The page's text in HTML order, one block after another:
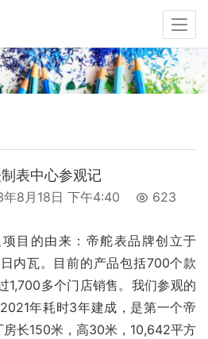
表中心参观记
8月18日 下午4:40 623
目的由来：帝舵表品牌创立于
内瓦。目前的产品包括700个款
1,700多个门店销售。我们参观的
年耗时3年建成，是第一个帝
长150米，高30米，10,642平方